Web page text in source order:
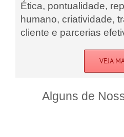
Ética, pontualidade,
humano, criatividade,
cliente e parcerias
VEJA
Alguns de